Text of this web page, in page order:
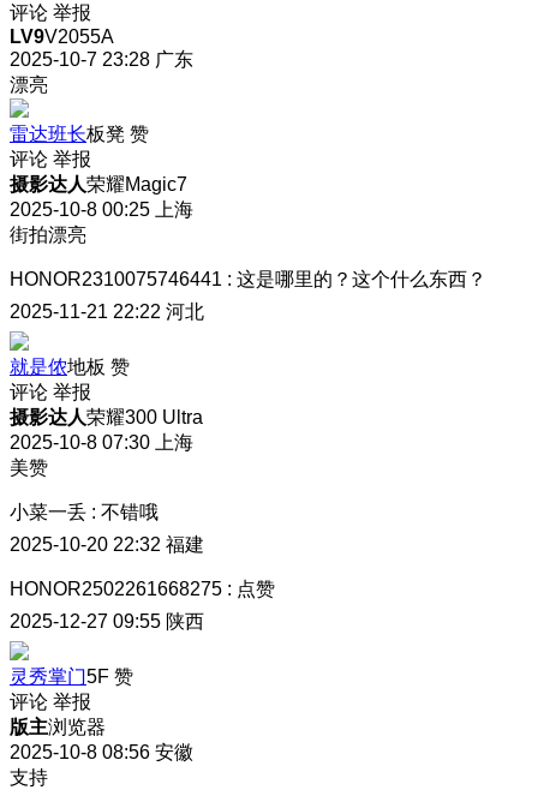
评论 举报
LV9V2055A
2025-10-7 23:28 广东
漂亮
雷达班长板凳 赞
评论 举报
摄影达人荣耀Magic7
2025-10-8 00:25
上海
街拍漂亮
HONOR2310075746441 : 这是哪里的？这个什么东西？
2025-11-21 22:22 河北
就是侬地板 赞
评论 举报
摄影达人荣耀300 Ultra
2025-10-8 07:30
上海
美赞
小菜一丢 : 不错哦
2025-10-20 22:32 福建
HONOR2502261668275 : 点赞
2025-12-27 09:55 陕西
灵秀掌门5F 赞
评论 举报
版主浏览器
2025-10-8 08:56 安徽
支持